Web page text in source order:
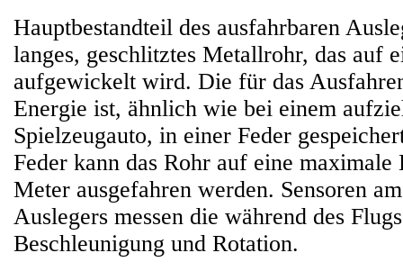
Hauptbestandteil des ausfahrbaren
langes, geschlitztes Metallrohr, das auf
aufgewickelt wird. Die für das
Energie ist, ähnlich wie bei einem
Spielzeugauto, in einer Feder
Feder kann das Rohr auf eine
Meter ausgefahren werden. Sensoren
Auslegers messen die während des
Beschleunigung und Rotation.